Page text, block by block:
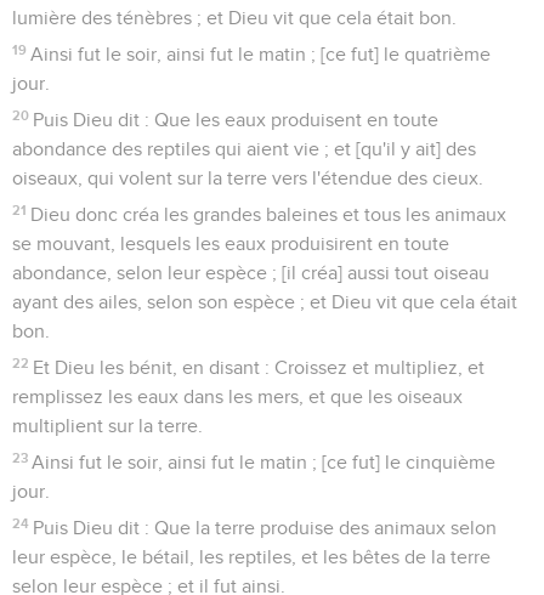
lumière des ténèbres ; et Dieu vit que cela était bon.
19 Ainsi fut le soir, ainsi fut le matin ; [ce fut] le quatrième
jour.
20 Puis Dieu dit : Que les eaux produisent en toute
abondance des reptiles qui aient vie ; et [qu'il y ait] des
oiseaux, qui volent sur la terre vers l'étendue des cieux.
21 Dieu donc créa les grandes baleines et tous les animaux
se mouvant, lesquels les eaux produisirent en toute
abondance, selon leur espèce ; [il créa] aussi tout oiseau
ayant des ailes, selon son espèce ; et Dieu vit que cela était
bon.
22 Et Dieu les bénit, en disant : Croissez et multipliez, et
remplissez les eaux dans les mers, et que les oiseaux
multiplient sur la terre.
23 Ainsi fut le soir, ainsi fut le matin ; [ce fut] le cinquième
jour.
24 Puis Dieu dit : Que la terre produise des animaux selon
leur espèce, le bétail, les reptiles, et les bêtes de la terre
selon leur espèce ; et il fut ainsi.